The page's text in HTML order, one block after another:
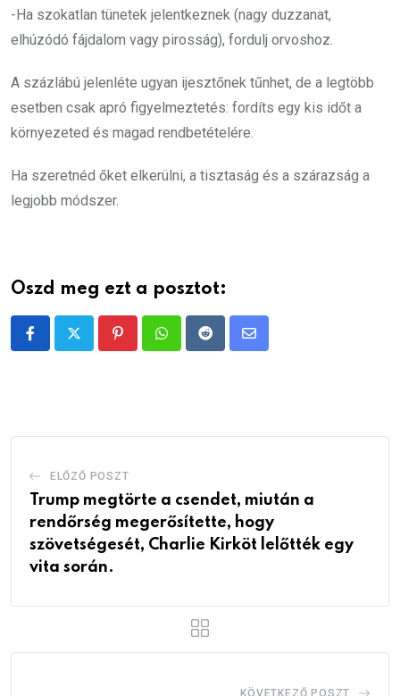
-Ha szokatlan tünetek jelentkeznek (nagy duzzanat,
elhúzódó fájdalom vagy pirosság), fordulj orvoshoz.
A százlábú jelenléte ugyan ijesztőnek tűnhet, de a legtöbb
esetben csak apró figyelmeztetés: fordíts egy kis időt a
környezeted és magad rendbetételére.
Ha szeretnéd őket elkerülni, a tisztaság és a szárazság a
legjobb módszer.
Oszd meg ezt a posztot:
PinterestWhatsappRedditShare
ELŐZŐ POSZT
Trump megtörte a csendet, miután a
rendőrség megerősítette, hogy
szövetségesét, Charlie Kirköt lelőtték egy
vita során.
KÖVETKEZŐ POSZT